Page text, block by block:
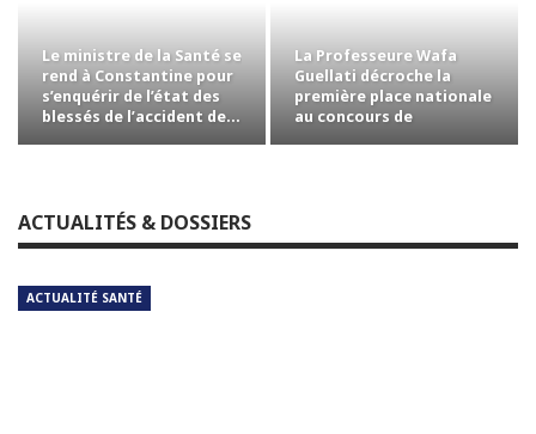
Le ministre de la Santé se
rend à Constantine pour
s’enquérir de l’état des
blessés de l’accident de…
La Professeure Wafa
Guellati décroche la
première place nationale
au concours de
ACTUALITÉS & DOSSIERS
ACTUALITÉ SANTÉ